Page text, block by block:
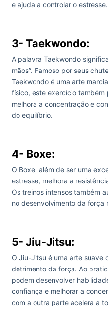
e ajuda a controlar o estresse.
3- Taekwondo:
A palavra Taekwondo
mãos”. Famoso por seus
Taekwondo é uma arte
físico, este exercício também
melhora a concentração e
do equilíbrio.
4- Boxe:
O Boxe, além de ser uma
estresse, melhora a
Os treinos intensos também
no desenvolvimento da força
5- Jiu-Jitsu:
O Jiu-Jitsu é uma arte suave
detrimento da força. Ao
podem desenvolver
confiança e melhorar a
com a outra parte acelera a